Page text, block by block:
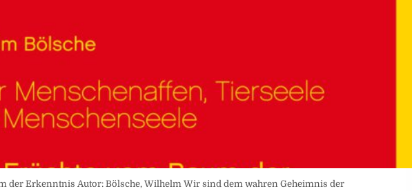
der Erkenntnis Autor: Bölsche, Wilhelm Wir sind dem wahren Geheimnis der